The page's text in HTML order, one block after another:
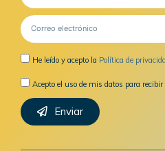
He leído y acepto la Política de
Acepto el uso de mis datos para
Enviar